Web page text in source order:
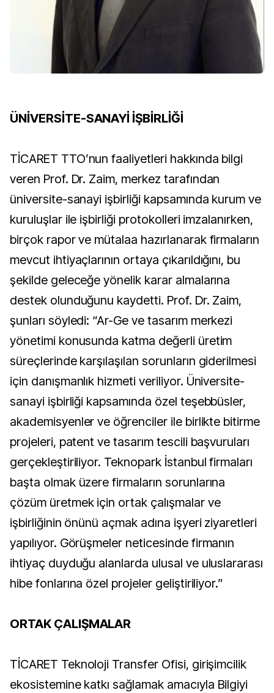
ÜNİVERSİTE-SANAYİ İŞBİRLİĞİ
TİCARET TTO’nun faaliyetleri hakkında bilgi
veren Prof. Dr. Zaim, merkez tarafından
üniversite-sanayi işbirliği kapsamında kurum ve
kuruluşlar ile işbirliği protokolleri imzalanırken,
birçok rapor ve mütalaa hazırlanarak firmaların
mevcut ihtiyaçlarının ortaya çıkarıldığını, bu
şekilde geleceğe yönelik karar almalarına
destek olunduğunu kaydetti. Prof. Dr. Zaim,
şunları söyledi: “Ar-Ge ve tasarım merkezi
yönetimi konusunda katma değerli üretim
süreçlerinde karşılaşılan sorunların giderilmesi
için danışmanlık hizmeti veriliyor. Üniversite-
sanayi işbirliği kapsamında özel teşebbüsler,
akademisyenler ve öğrenciler ile birlikte bitirme
projeleri, patent ve tasarım tescili başvuruları
gerçekleştiriliyor. Teknopark İstanbul firmaları
başta olmak üzere firmaların sorunlarına
çözüm üretmek için ortak çalışmalar ve
işbirliğinin önünü açmak adına işyeri ziyaretleri
yapılıyor. Görüşmeler neticesinde firmanın
ihtiyaç duyduğu alanlarda ulusal ve uluslararası
hibe fonlarına özel projeler geliştiriliyor.”
ORTAK ÇALIŞMALAR
TİCARET Teknoloji Transfer Ofisi, girişimcilik
ekosistemine katkı sağlamak amacıyla Bilgiyi